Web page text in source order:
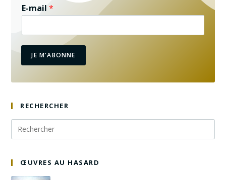
E-mail*
JE M'ABONNE
RECHERCHER
ŒUVRES AU HASARD